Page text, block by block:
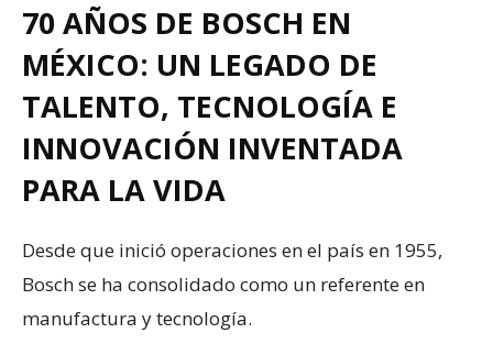
70 AÑOS DE BOSCH EN
MÉXICO: UN LEGADO DE
TALENTO, TECNOLOGÍA E
INNOVACIÓN INVENTADA
PARA LA VIDA
Desde que inició operaciones en el país en 1955,
Bosch se ha consolidado como un referente en
manufactura y tecnología.